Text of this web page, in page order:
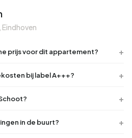
prijs voor dit appartement?
bij label A+++?
in de buurt?